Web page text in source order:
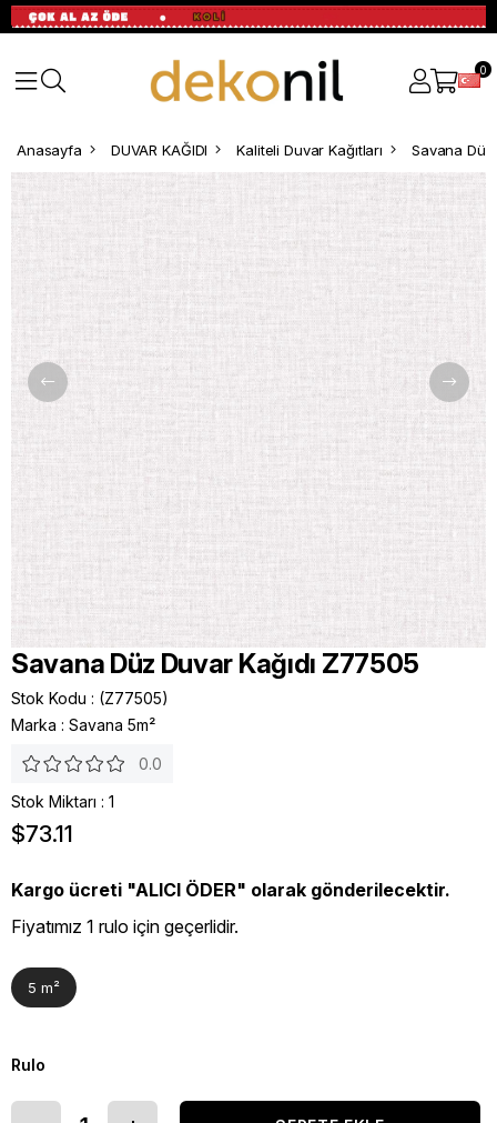
0
Anasayfa DUVAR KAĞIDI Kaliteli Duvar Kağıtları Savana Düz
Savana Düz Duvar Kağıdı Z77505
Stok Kodu
(Z77505)
Marka : Savana 5m²
0.0
Stok Miktarı : 1
$73.11
Kargo ücreti "ALICI ÖDER" olarak gönderilecektir.
Fiyatımız 1 rulo için geçerlidir.
5 m²
Rulo